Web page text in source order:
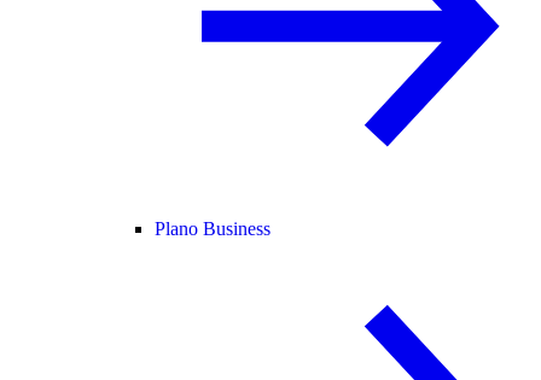
Plano Business